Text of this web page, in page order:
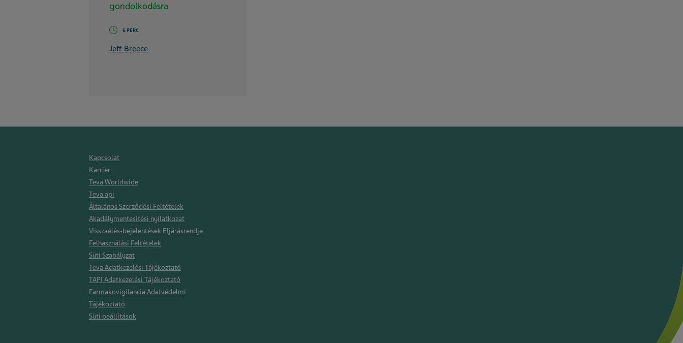
gondolkodásra
6 PERC
Jeff Breece
Kapcsolat
Karrier
Teva Worldwide
Teva api
Általános Szerződési Feltételek
Akadálymentesítési nyilatkozat
Visszaélés-bejelentések Eljárásrendje
Felhasználási Feltételek
Süti Szabályzat
Teva Adatkezelési Tájékoztató
TAPI Adatkezelési Tájékoztató
Farmakovigilancia Adatvédelmi
Tájékoztató
Süti beállítások